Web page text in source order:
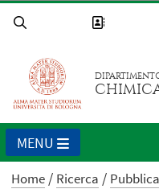
MENU
Home Ricerca